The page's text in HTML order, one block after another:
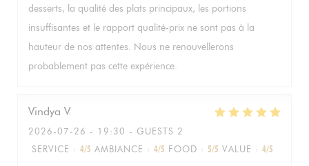
desserts, la qualité des plats principaux, les portions
insuffisantes et le rapport qualité-prix ne sont pas à la
hauteur de nos attentes. Nous ne renouvellerons
probablement pas cette expérience.
Vindya V
2026-07-26 - 19:30 - GUESTS 2
SERVICE : 4/5 AMBIANCE : 4/5 FOOD : 5/5 VALUE : 4/5